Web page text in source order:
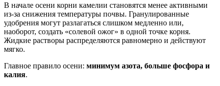
В начале осени корни камелии становятся менее активными
из-за снижения температуры почвы. Гранулированные
удобрения могут разлагаться слишком медленно или,
наоборот, создать «солевой ожог» в одной точке корня.
Жидкие растворы распределяются равномерно и действуют
мягко.
Главное правило осени: минимум азота, больше фосфора и
калия.